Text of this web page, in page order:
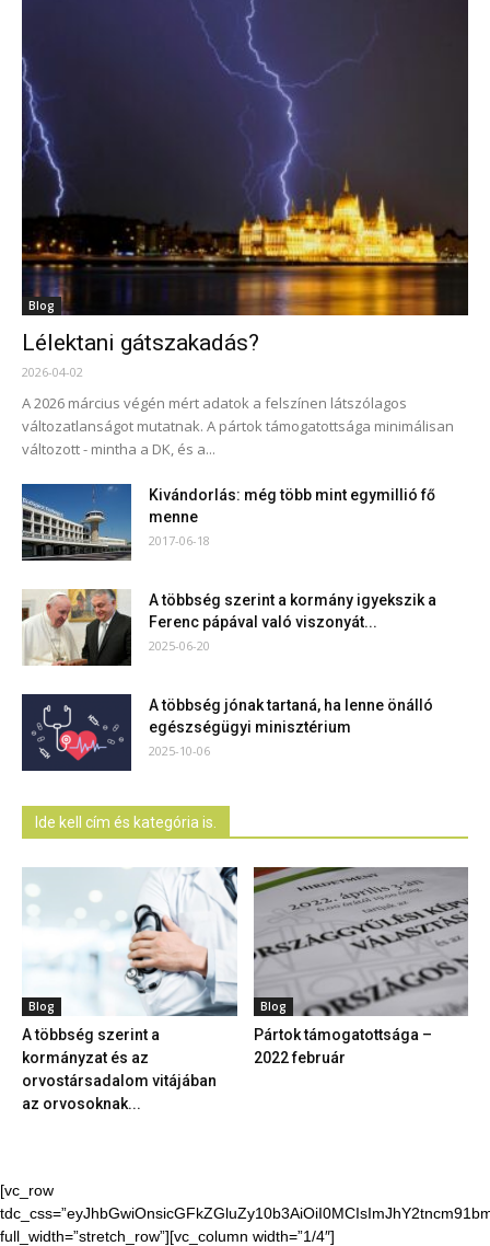
Blog
Lélektani gátszakadás?
2026-04-02
A 2026 március végén mért adatok a felszínen látszólagos
változatlanságot mutatnak. A pártok támogatottsága minimálisan
változott - mintha a DK, és a...
Kivándorlás: még több mint egymillió fő
menne
2017-06-18
A többség szerint a kormány igyekszik a
Ferenc pápával való viszonyát...
2025-06-20
A többség jónak tartaná, ha lenne önálló
egészségügyi minisztérium
2025-10-06
Ide kell cím és kategória is.
Blog
A többség szerint a
kormányzat és az
orvostársadalom vitájában
az orvosoknak...
Blog
Pártok támogatottsága –
2022 február
[vc_row
full_width=”stretch_row”][vc_column width=”1/4″]